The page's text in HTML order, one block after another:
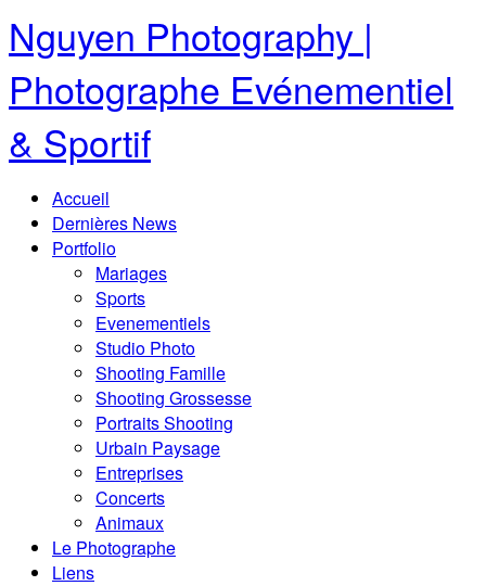
Nguyen Photography |
Photographe Evénementiel
& Sportif
Accueil
Dernières News
Portfolio
Mariages
Sports
Evenementiels
Studio Photo
Shooting Famille
Shooting Grossesse
Portraits Shooting
Urbain Paysage
Entreprises
Concerts
Animaux
Le Photographe
Liens